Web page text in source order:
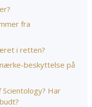
fra
i retten?
beskyttelse på
Har